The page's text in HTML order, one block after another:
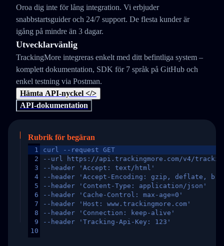
Oroa dig inte för lång integration. Vi erbjuder
snabbstartsguider och 24/7 support. De flesta kunder är
igång på mindre än 3 dagar.
Utvecklarvänlig
TrackingMore integreras enkelt med ditt befintliga system –
komplett dokumentation, SDK för 7 språk på GitHub och
enkel testning via Postman.
Hämta API-nyckel </>
API-dokumentation
Rubrik för begäran
1
2
3
4
5
6
7
8
9
10
curl --request GET
--url https://api.trackingmore.com/v4/trackings/
--header 'Accept: text/html'
--header 'Accept-Encoding: gzip, deflate,
--header 'Content-Type: application/json'
--header 'Cache-Control: max-age=0'
--header 'Host: www.trackingmore.com'
--header 'Connection: keep-alive'
--header 'Tracking-Api-Key: 123'